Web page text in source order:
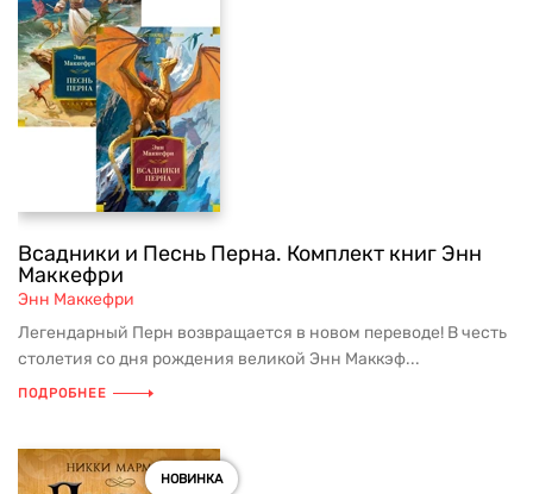
Всадники и Песнь Перна. Комплект книг Энн
Маккефри
Энн Маккефри
Легендарный Перн возвращается в новом переводе! В честь
столетия со дня рождения великой Энн Маккэф...
ПОДРОБНЕЕ
НОВИНКА